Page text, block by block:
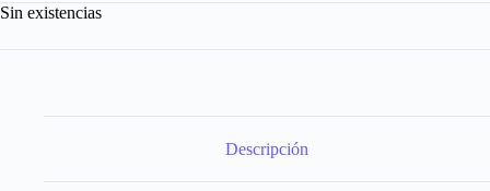
$ 209.997,00.
$ 119.590,00.
Sin existencias
Descripción